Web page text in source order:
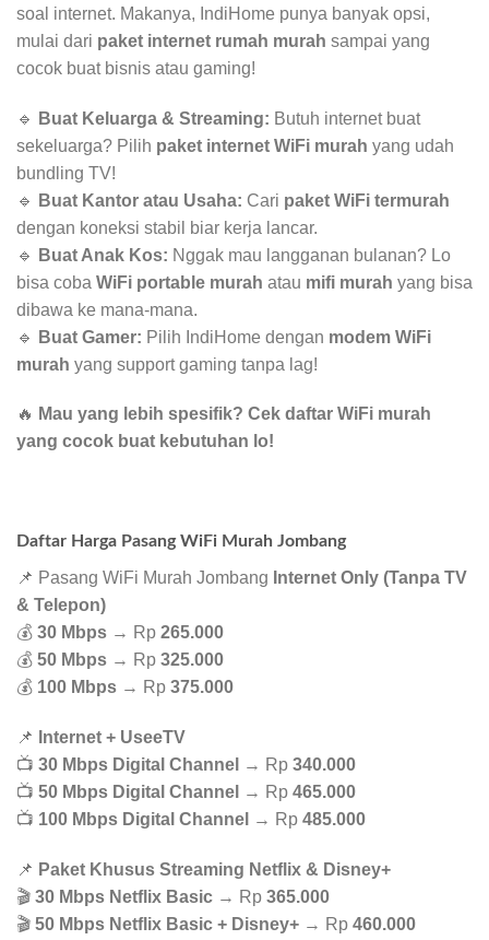
soal internet. Makanya, IndiHome punya banyak opsi,
mulai dari paket internet rumah murah sampai yang
cocok buat bisnis atau gaming!
🔹 Buat Keluarga & Streaming: Butuh internet buat
sekeluarga? Pilih paket internet WiFi murah yang udah
bundling TV!
🔹
Buat Kantor atau Usaha: Cari paket WiFi termurah
dengan koneksi stabil biar kerja lancar.
🔹
Buat Anak Kos: Nggak mau langganan bulanan? Lo
bisa coba WiFi portable murah atau mifi murah yang bisa
dibawa ke mana-mana.
🔹
Buat Gamer: Pilih IndiHome dengan modem WiFi
murah yang support gaming tanpa lag!
🔥 Mau yang lebih spesifik? Cek daftar WiFi murah
yang cocok buat kebutuhan lo!
Daftar Harga Pasang WiFi Murah Jombang
📌 Pasang WiFi Murah Jombang Internet Only (Tanpa TV
& Telepon)
💰 30 Mbps → Rp 265.000
💰 50 Mbps → Rp 325.000
💰 100 Mbps → Rp 375.000
📌
Internet + UseeTV
📺 30 Mbps Digital Channel → Rp 340.000
📺 50 Mbps Digital Channel → Rp 465.000
📺 100 Mbps Digital Channel → Rp 485.000
📌 Paket Khusus Streaming Netflix & Disney+
🎬 30 Mbps Netflix Basic → Rp 365.000
🎬 50 Mbps Netflix Basic + Disney+ → Rp 460.000